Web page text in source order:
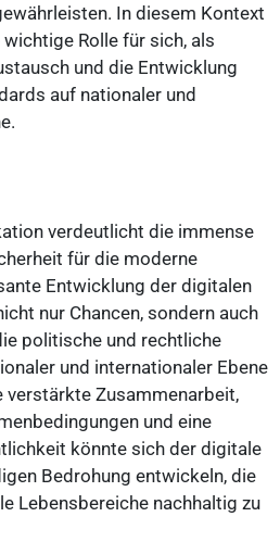
In diesem Kontext
Rolle für sich, als
und die Entwicklung
auf nationaler und
verdeutlicht die immense
für die moderne
Entwicklung der digitalen
nur Chancen, sondern auch
politische und rechtliche
und internationaler Ebene
verstärkte Zusammenarbeit,
und eine
könnte sich der digitale
Bedrohung entwickeln, die
Lebensbereiche nachhaltig zu